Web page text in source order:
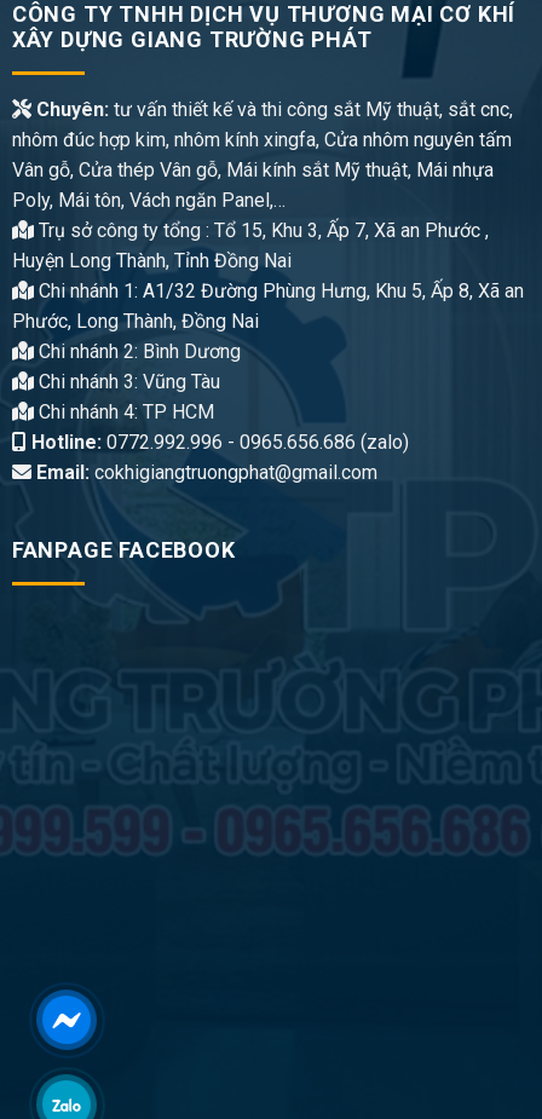
CÔNG TY TNHH DỊCH VỤ THƯƠNG MẠI CƠ KHÍ
XÂY DỰNG GIANG TRƯỜNG PHÁT
Chuyên:tư vấn thiết kế và thi công sắt Mỹ thuật, sắt cnc,
nhôm đúc hợp kim, nhôm kính xingfa, Cửa nhôm nguyên tấm
Vân gỗ, Cửa thép Vân gỗ, Mái kính sắt Mỹ thuật, Mái nhựa
Poly, Mái tôn, Vách ngăn Panel,…
Trụ sở công ty tổng : Tổ 15, Khu 3, Ấp 7, Xã an Phước ,
Huyện Long Thành, Tỉnh Đồng Nai
Chi nhánh 1: A1/32 Đường Phùng Hưng, Khu 5, Ấp 8, Xã an
Phước, Long Thành, Đồng Nai
Chi nhánh 2: Bình Dương
Chi nhánh 3: Vũng Tàu
Chi nhánh 4: TP HCM
Hotline:0772.992.996 - 0965.656.686 (zalo)
Email:cokhigiangtruongphat@gmail.com
FANPAGE FACEBOOK